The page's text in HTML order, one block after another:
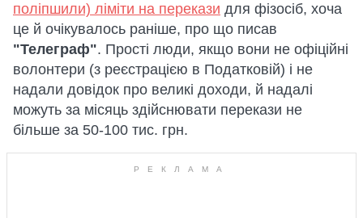
поліпшили) ліміти на перекази для фізосіб, хоча
це й очікувалось раніше, про що писав
"Телеграф". Прості люди, якщо вони не офіційні
волонтери (з реєстрацією в Податковій) і не
надали довідок про великі доходи, й надалі
можуть за місяць здійснювати перекази не
більше за 50-100 тис. грн.